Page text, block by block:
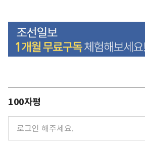
100자평